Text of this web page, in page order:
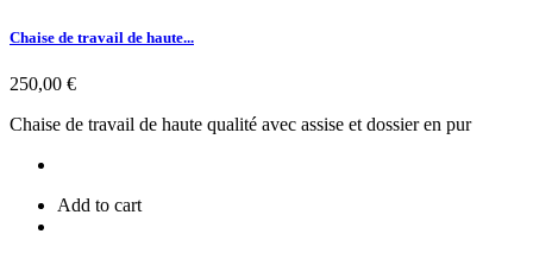
Chaise de travail de haute...
Prix
250,00 €
Chaise de travail de haute qualité avec assise et dossier en pur
Add to cart